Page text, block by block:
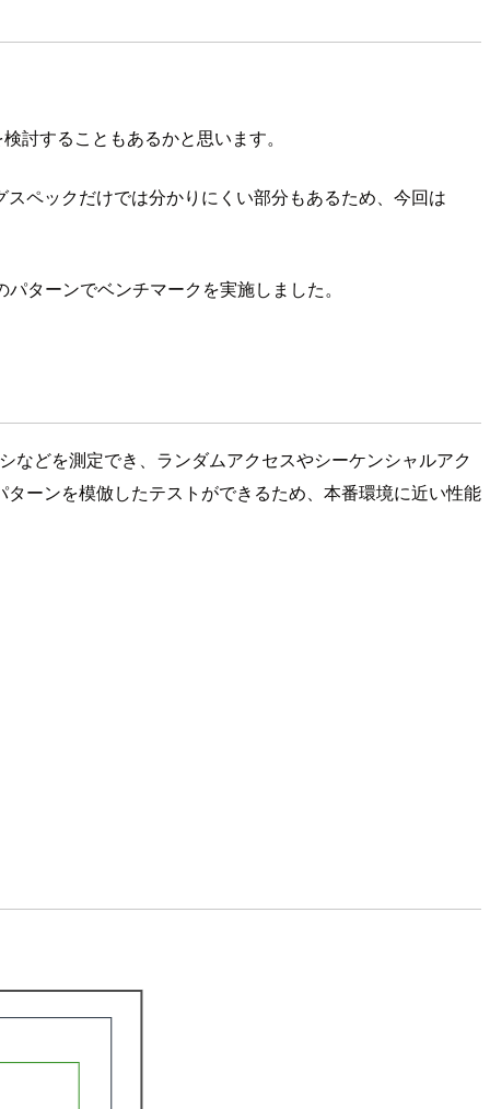
討することもあるかと思います。
ペックだけでは分かりにくい部分もあるため、今回は
ターンでベンチマークを実施しました。
などを測定でき、ランダムアクセスやシーケンシャルアク
ーンを模倣したテストができるため、本番環境に近い性能